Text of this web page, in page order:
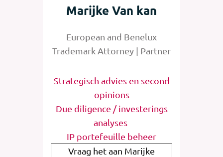
Marijke Van kan
European and Benelux
Trademark Attorney | Partner
Strategisch advies en second
opinions​
Due diligence / investerings
analyses ​
IP portefeuille beheer
Vraag het aan Marijke